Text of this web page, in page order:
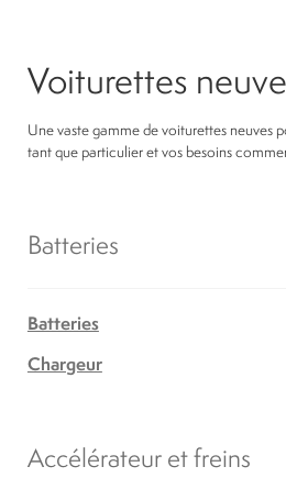
Voiturettes
Une vaste gamme de voiturettes neuves
tant que particulier et vos besoins
Batteries
Batteries
Chargeur
Accélérateur et freins